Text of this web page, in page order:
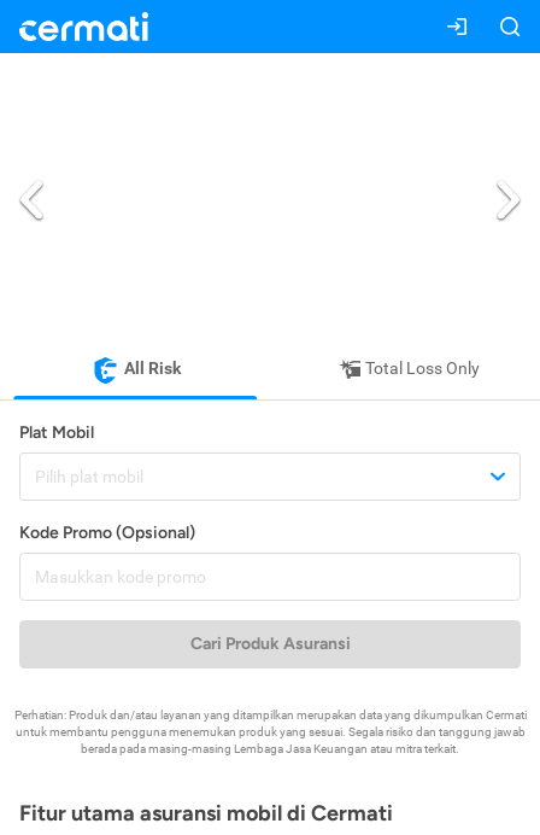
All Risk Total Loss Only
Plat Mobil
Pilih plat mobil
Kode Promo (Opsional)
Cari Produk Asuransi
Perhatian: Produk dan/atau layanan yang ditampilkan merupakan data yang dikumpulkan Cermati
untuk membantu pengguna menemukan produk yang sesuai. Segala risiko dan tanggung jawab
berada pada masing-masing Lembaga Jasa Keuangan atau mitra terkait.
Fitur utama asuransi mobil di Cermati